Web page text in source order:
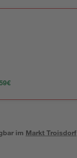
im Markt Troisdorf